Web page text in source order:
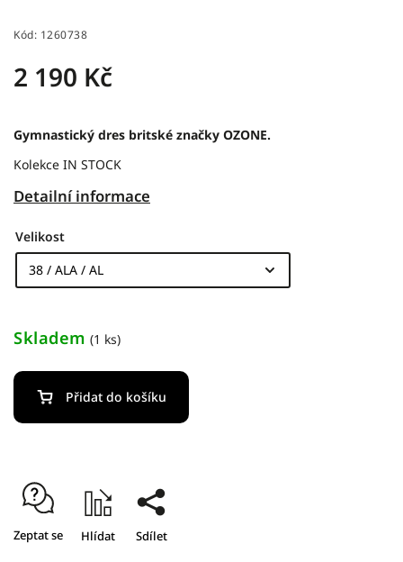
Kód: 1260738
2 190 Kč
Gymnastický dres britské značky OZONE.
Kolekce IN STOCK
Detailní informace
Velikost
Skladem (1 ks)
Přidat do košíku
Zeptat se Hlídat Sdílet